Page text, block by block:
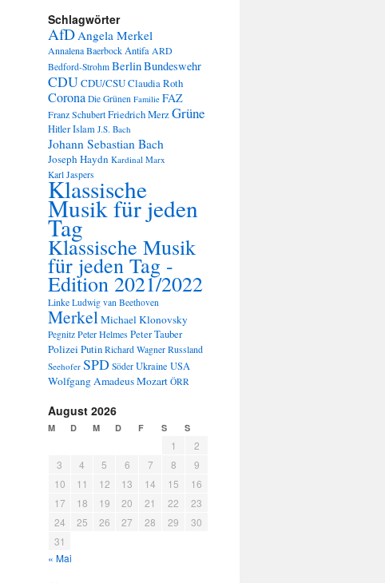
Schlagwörter
AfDAngela Merkel
Annalena BaerbockAntifa ARD
Bedford-Strohm BerlinBundeswehr
CDUCDU/CSUClaudia Roth
Corona Die Grünen Familie FAZ
Franz SchubertFriedrich MerzGrüne
HitlerIslam J.S. Bach
Johann Sebastian Bach
Joseph Haydn Kardinal Marx
Karl Jaspers
Klassische
Musik für jeden
Tag
Klassische Musik
für jeden Tag -
Edition 2021/2022
Linke Ludwig van Beethoven
MerkelMichael Klonovsky
Pegnitz Peter HelmesPeter Tauber
PolizeiPutin Richard Wagner Russland
Seehofer SPD Söder Ukraine USA
Wolfgang Amadeus Mozart ÖRR
August 2026
M D M D F S S
1
2
3
4 5 6 7 8
9
10
11 12 13 14 15
16
17
18 19 20 21 22
23
24
25 26 27 28 29
30
31
« Mai